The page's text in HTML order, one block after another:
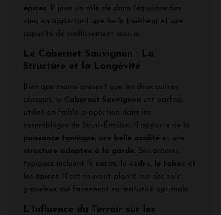
épices. Il joue un rôle clé dans l’équilibre des
vins, en apportant une belle fraîcheur et une
capacité de vieillissement accrue.
Le Cabernet Sauvignon : La
Structure et la Longévité
Bien que moins présent que les deux autres
cépages, le Cabernet Sauvignon est parfois
utilisé en faible proportion dans les
assemblages de Saint-Émilion. Il apporte de la
puissance tannique, une belle acidité et une
structure adaptée à la garde. Ses arômes
typiques incluent le cassis, le cèdre, le tabac et
les épices. Il est souvent planté sur des sols
graveleux qui favorisent sa maturité optimale.
L’Influence du Terroir sur les